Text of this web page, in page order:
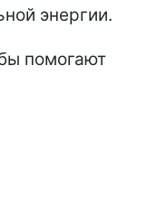
энергии.
помогают